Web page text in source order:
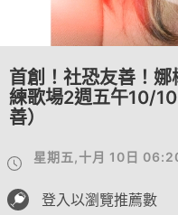
首創！社恐友善！
練歌場2週五午10/
善）
星期五,十月 10日
登入以瀏覽推薦數